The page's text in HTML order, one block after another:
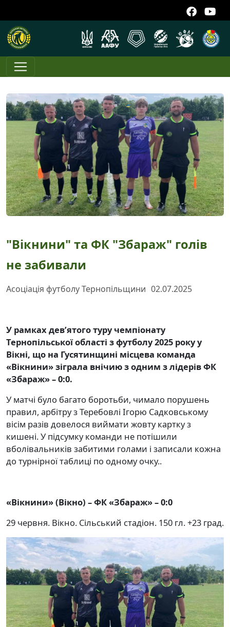
"Вікнини" та ФК "Збараж" голів
не забивали
Асоціація футболу Тернопільщини 02.07.2025
У рамках дев’ятого туру чемпіонату
Тернопільської області з футболу 2025 року у
Вікні, що на Гусятинщині місцева команда
«Вікнини» зіграла внічию з одним з лідерів ФК
«Збараж» – 0:0.
У матчі було багато боротьби, чимало порушень
правил, арбітру з Теребовлі Ігорю Садковському
вісім разів довелося виймати жовту картку з
кишені. У підсумку команди не потішили
вболівальників забитими голами і записали кожна
до турнірної таблиці по одному очку..
«Вікнини» (Вікно) – ФК «Збараж» – 0:0
29 червня. Вікно. Сільський стадіон. 150 гл. +23 град.